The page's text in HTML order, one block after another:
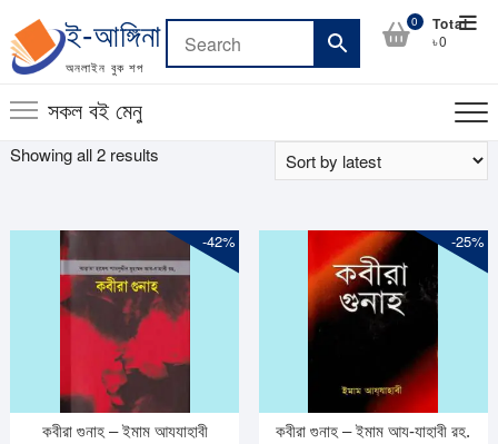
to
content
ই-আঙ্গিনা
অনলাইন বুক শপ
0 Total
৳0
সকল বই মেনু
Showing all 2 resultsSorted
-42%
কবীরা গুনাহ – ইমাম আযযাহাবী
-25%
কবীরা গুনাহ – ইমাম আয-যাহাবী রহ.